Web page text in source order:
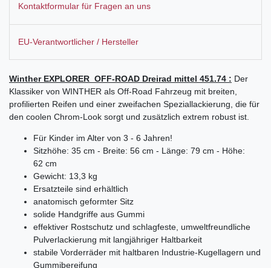
Kontaktformular für Fragen an uns
EU-Verantwortlicher / Hersteller
Winther EXPLORER OFF-ROAD Dreirad mittel 451.74 : Der
Klassiker von WINTHER als Off-Road Fahrzeug mit breiten,
profilierten Reifen und einer zweifachen Speziallackierung, die für
den coolen Chrom-Look sorgt und zusätzlich extrem robust ist.
Für Kinder im Alter von 3 - 6 Jahren!
Sitzhöhe: 35 cm - Breite: 56 cm - Länge: 79 cm - Höhe:
62 cm
Gewicht: 13,3 kg
Ersatzteile sind erhältlich
anatomisch geformter Sitz
solide Handgriffe aus Gummi
effektiver Rostschutz und schlagfeste, umweltfreundliche
Pulverlackierung mit langjähriger Haltbarkeit
stabile Vorderräder mit haltbaren Industrie-Kugellagern und
Gummibereifung